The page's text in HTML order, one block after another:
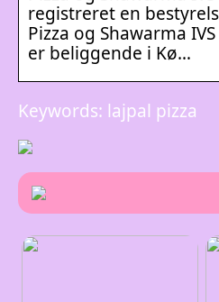
registreret en
Pizza og Shawarma
er beliggende i Kø…
Keywords: lajpal pizza